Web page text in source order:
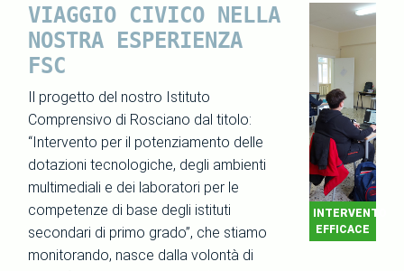
VIAGGIO CIVICO NELLA
NOSTRA ESPERIENZA
FSC
Il progetto del nostro Istituto
Comprensivo di Rosciano dal titolo:
“Intervento per il potenziamento delle
dotazioni tecnologiche, degli ambienti
multimediali e dei laboratori per le
competenze di base degli istituti
secondari di primo grado”, che stiamo
monitorando, nasce dalla volontà di
INTERVENTO
EFFICACE